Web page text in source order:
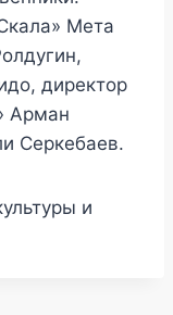
Мета
директор
Арман
Серкебаев.
и